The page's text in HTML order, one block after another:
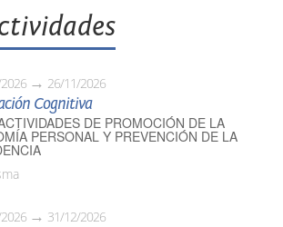
26/11/2026
Cognitiva
DE PROMOCIÓN DE LA
PERSONAL Y PREVENCIÓN DE LA
31/12/2026